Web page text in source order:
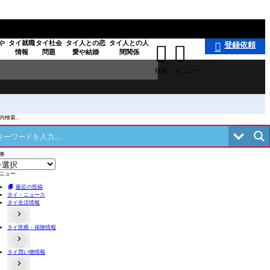
タイ就職
情報
タイ社会
問題
タイ人との恋
愛や結婚
タイ人との人
間関係

検索
  登録依頼
検索...
ュー
最近の投稿
タイ・ニュース
タイ生活情報
タイの事件あるある
不動産情報
タイ医療・保険情報
病院情報
タイ買い物情報